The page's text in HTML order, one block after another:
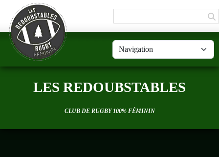
LES REDOUBSTABLES
CLUB DE RUGBY 100% FÉMININ
Panneau de gestion des cookies